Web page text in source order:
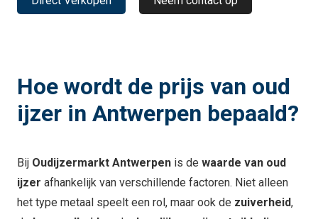
Hoe wordt de prijs van oud
ijzer in Antwerpen bepaald?
Bij Oudijzermarkt Antwerpen is de waarde van oud
ijzer afhankelijk van verschillende factoren. Niet alleen
het type metaal speelt een rol, maar ook de zuiverheid,